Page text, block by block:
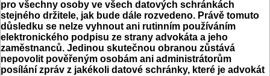
pro všechny osoby ve všech datových schránkách
stejného držitele, jak bude dále rozvedeno. Právě tomuto
důsledku se nelze vyhnout ani rutinním používáním
elektronického podpisu ze strany advokáta a jeho
zaměstnanců. Jedinou skutečnou obranou zůstává
nepovolit pověřeným osobám ani administrátorům
posílání zpráv z jakékoli datové schránky, které je advokát